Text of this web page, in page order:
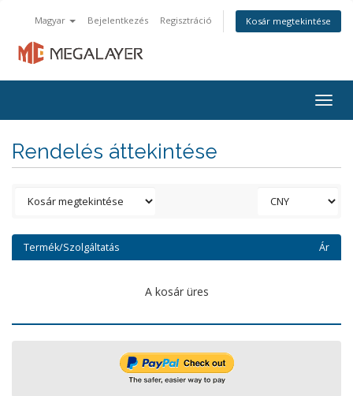
Magyar Bejelentkezés Regisztráció Kosár megtekintése
Rendelés áttekintése
Termék/Szolgáltatás Ár
A kosár üres